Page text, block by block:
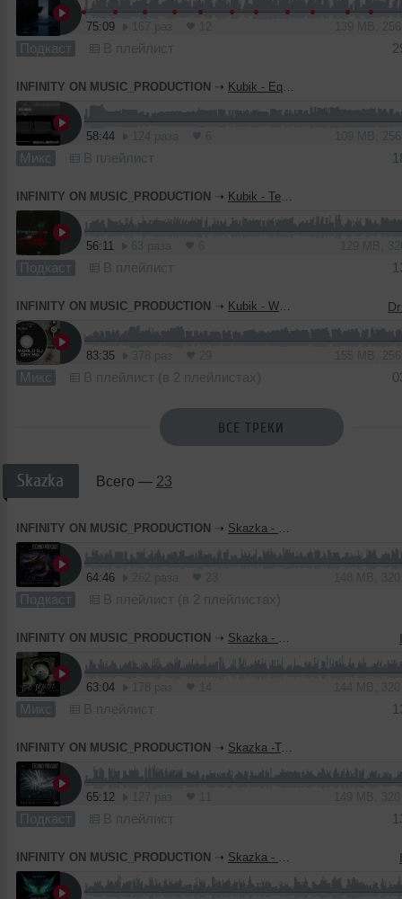
75:09
Подкаст В плейлист
INFINITY ON MUSIC_PRODUCTION ➝ Kubik - Equilibrium #2 (INFINITY ON MUSIC PRODUCTION)
58:44
Микс В плейлист
INFINITY ON MUSIC_PRODUCTION ➝ Kubik - Techno Evolution # 005 (INFINITY ON MUSIC PODCAST)
56:11
Подкаст В плейлист
INFINITY ON MUSIC_PRODUCTION ➝ Kubik - World Dj Day Mix 2023 (INFINITY ON MUSIC PRODUCTION)
83:35
Микс В плейлист (в 2 плейлистах)
ВСЕ ТРЕКИ
Skazka Всего — 23
INFINITY ON MUSIC_PRODUCTION ➝ Skazka - Techno Podcast #22 (INFINITY ON MUSIC)
64:46
Подкаст В плейлист (в 2 плейлистах)
INFINITY ON MUSIC_PRODUCTION ➝ Skazka - Time Travel mix (INFINITY ON MUSIC PRODUCTION )
63:04
Микс В плейлист
INFINITY ON MUSIC_PRODUCTION ➝ Skazka -Techno Podcast #021(INFINITY ON MUSIC PODCAST)
65:12
Подкаст В плейлист
INFINITY ON MUSIC_PRODUCTION ➝ Skazka - Butterfly Effect #002 (INFINITY ON MUSIC)